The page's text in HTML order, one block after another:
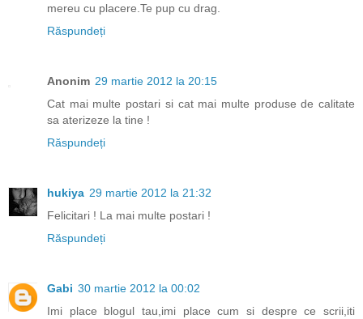
mereu cu placere.Te pup cu drag.
Răspundeți
Anonim 29 martie 2012 la 20:15
Cat mai multe postari si cat mai multe produse de calitate
sa aterizeze la tine !
Răspundeți
hukiya 29 martie 2012 la 21:32
Felicitari ! La mai multe postari !
Răspundeți
Gabi 30 martie 2012 la 00:02
Imi place blogul tau,imi place cum si despre ce scrii,iti